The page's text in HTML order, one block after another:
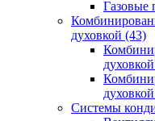
Газовые
духовкой (43)
Системы